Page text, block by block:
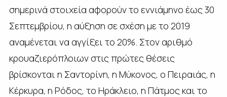
σημερινά στοιχεία αφορούν το εννιάμηνο έως 30
Σεπτεμβρίου, η αύξηση σε σχέση με το 2019
αναμένεται να αγγίξει το 20%. Στον αριθμό
κρουαζιερόπλοιων στις πρώτες θέσεις
βρίσκονται η Σαντορίνη, η Μύκονος, ο Πειραιάς, η
Κέρκυρα, η Ρόδος, το Ηράκλειο, η Πάτμος και το